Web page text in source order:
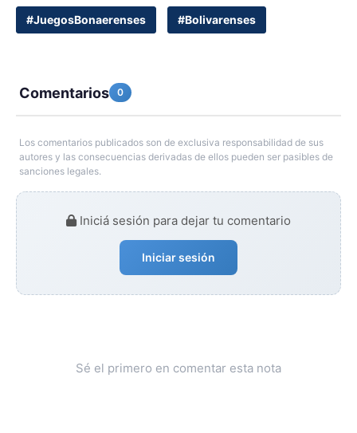
#JuegosBonaerenses #Bolivarenses
Comentarios 0
Los comentarios publicados son de exclusiva responsabilidad de sus
autores y las consecuencias derivadas de ellos pueden ser pasibles de
sanciones legales.
Iniciá sesión para dejar tu comentario
Iniciar sesión
Sé el primero en comentar esta nota